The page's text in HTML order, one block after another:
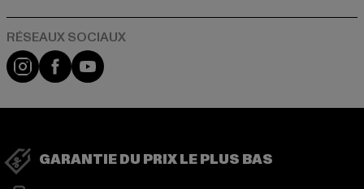
Visit our Instagram page:
Visit our Facebook page:
Visit our YouTube channel:
GARANTIE DU PRIX LE PLUS BAS